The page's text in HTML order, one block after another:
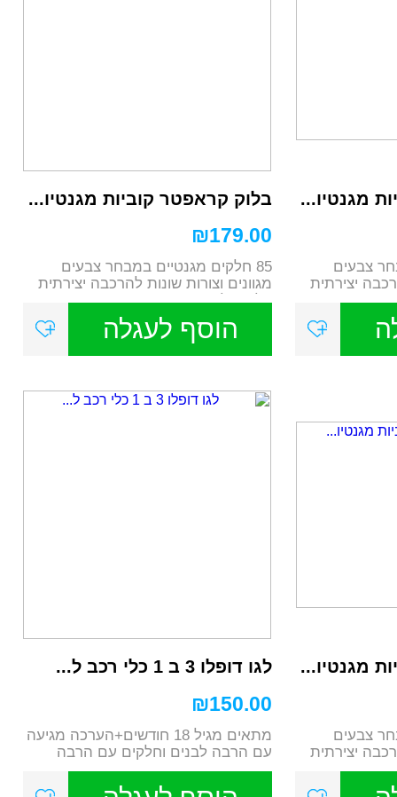
מגנטיו...
צבעים
יצירתית
בלוק קראפטר קוביות מגנטיו...
179.00
₪
85 חלקים מגנטיים במבחר צבעים
מגוונים וצורות שונות להרכבה יצירתית
בלי גבול מע...
הוסף לעגלה
מגנטיו...
צבעים
יצירתית
לגו דופלו 3 ב 1 כלי רכב ל...
150.00
₪
מתאים מגיל 18 חודשים+הערכה מגיעה
עם הרבה לבנים וחלקים עם הרבה
פונקציות תנועה ...